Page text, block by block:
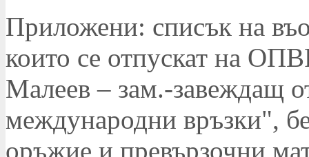
Приложени: списък на
които се отпускат на
Малеев – зам.-завеждащ
международни връзки",
оръжие и превързочни